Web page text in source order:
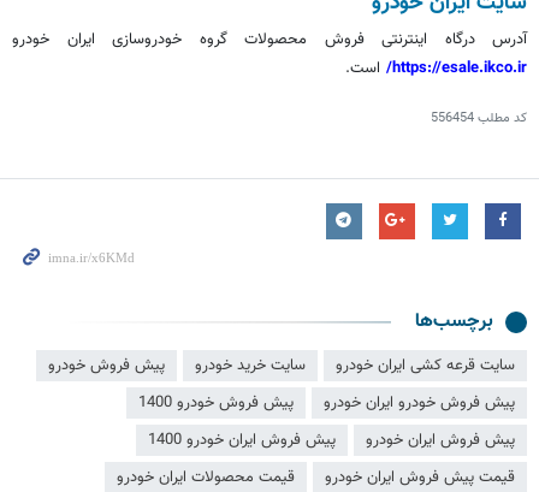
آدرس درگاه اینترنتی فروش محصولات گروه خودروسازی ایران خودرو
https://esale.ikco.ir/ است.
کد مطلب556454
برچسب‌ها
سایت قرعه کشی ایران خودرو سایت خرید خودرو
پیش فروش خودرو
پیش فروش خودرو ایران خودرو
پیش فروش خودرو 1400
پیش فروش ایران خودرو
پیش فروش ایران خودرو 1400
قیمت پیش فروش ایران خودرو
قیمت محصولات ایران خودرو